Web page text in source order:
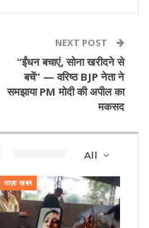
NEXT POST
“ईंधन बचाएं, सोना खरीदने से
बचें” — वरिष्ठ BJP नेता ने
समझाया PM मोदी की अपील का
मकसद
All
ताज़ा खबर